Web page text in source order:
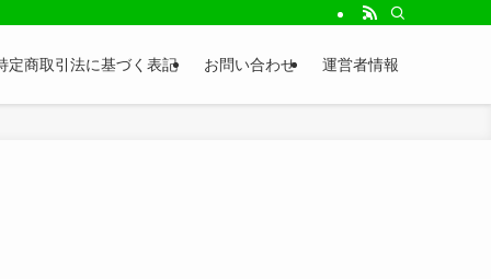
定商取引法に基づく表記 お問い合わせ 運営者情報